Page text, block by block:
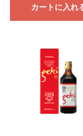
カートに入れ